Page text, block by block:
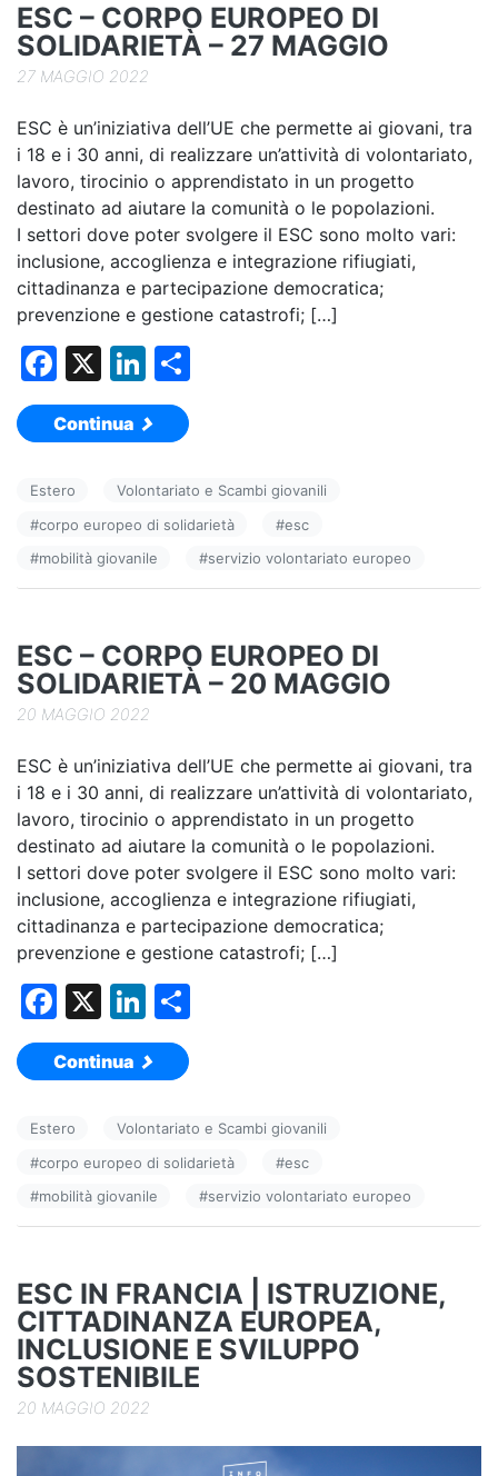
ESC – CORPO EUROPEO DI
SOLIDARIETÀ – 27 MAGGIO
27 MAGGIO 2022
ESC è un’iniziativa dell’UE che permette ai giovani, tra
i 18 e i 30 anni, di realizzare un’attività di volontariato,
lavoro, tirocinio o apprendistato in un progetto
destinato ad aiutare la comunità o le popolazioni.
I settori dove poter svolgere il ESC sono molto vari:
inclusione, accoglienza e integrazione rifiugiati,
cittadinanza e partecipazione democratica;
prevenzione e gestione catastrofi; […]
F
a
c
b
o
o
X
Li
n
k
dI
n
vi
di
Continua
Estero
Volontariato e Scambi giovanili
#corpo europeo di solidarietà #esc
#mobilità giovanile #servizio volontariato europeo
ESC – CORPO EUROPEO DI
SOLIDARIETÀ – 20 MAGGIO
20 MAGGIO 2022
ESC è un’iniziativa dell’UE che permette ai giovani, tra
i 18 e i 30 anni, di realizzare un’attività di volontariato,
lavoro, tirocinio o apprendistato in un progetto
destinato ad aiutare la comunità o le popolazioni.
I settori dove poter svolgere il ESC sono molto vari:
inclusione, accoglienza e integrazione rifiugiati,
cittadinanza e partecipazione democratica;
prevenzione e gestione catastrofi; […]
F
a
c
b
o
o
X
Li
n
k
dI
n
vi
di
Continua
Estero
Volontariato e Scambi giovanili
#corpo europeo di solidarietà #esc
#mobilità giovanile #servizio volontariato europeo
ESC IN FRANCIA | ISTRUZIONE,
CITTADINANZA EUROPEA,
INCLUSIONE E SVILUPPO
SOSTENIBILE
20 MAGGIO 2022